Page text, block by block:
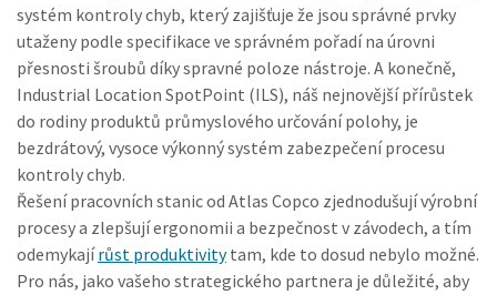
Nechte si nářadí správně zkalibrovat již nyní!
Prohlédněte si všechna naše průmyslová
odvětví
Zobrazit vše
Webináře
Podívejte se na naše webináře o nejnovějších
technologiích utahování.
Zhlédnout
systém kontroly chyb, který zajišťuje že jsou správné prvky
utaženy podle specifikace ve správném pořadí na úrovni
přesnosti šroubů díky spravné poloze nástroje. A konečně,
Industrial Location SpotPoint (ILS), náš nejnovější přírůstek
do rodiny produktů průmyslového určování polohy, je
bezdrátový, vysoce výkonný systém zabezpečení procesu
kontroly chyb.
Řešení pracovních stanic od Atlas Copco zjednodušují výrobní
procesy a zlepšují ergonomii a bezpečnost v závodech, a tím
odemykajírůst produktivitytam, kde to dosud nebylo možné.
Pro nás, jako vašeho strategického partnera je důležité, aby